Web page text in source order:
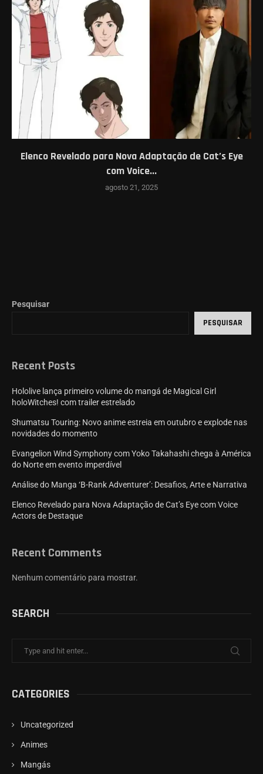
Elenco Revelado para Nova Adaptação de Cat’s Eye
com Voice...
agosto 21, 2025
Pesquisar
PESQUISAR
Recent Posts
Hololive lança primeiro volume do mangá de Magical Girl
holoWitches! com trailer estrelado
Shumatsu Touring: Novo anime estreia em outubro e explode nas
novidades do momento
Evangelion Wind Symphony com Yoko Takahashi chega à América
do Norte em evento imperdível
Análise do Manga ‘B-Rank Adventurer’: Desafios, Arte e Narrativa
Elenco Revelado para Nova Adaptação de Cat’s Eye com Voice
Actors de Destaque
Recent Comments
Nenhum comentário para mostrar.
SEARCH
CATEGORIES
Uncategorized
Animes
Mangás